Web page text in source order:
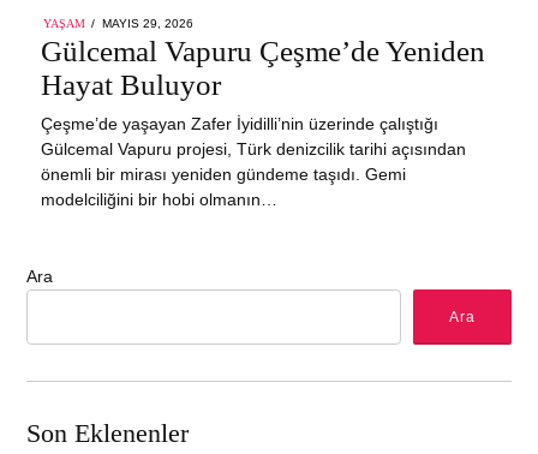
YAŞAM
POSTED
MAYIS 29, 2026
2026
Gülcemal Vapuru Çeşme’de Yeniden
Hayat Buluyor
Çeşme’de yaşayan Zafer İyidilli’nin üzerinde çalıştığı
Gülcemal Vapuru projesi, Türk denizcilik tarihi açısından
önemli bir mirası yeniden gündeme taşıdı. Gemi
modelciliğini bir hobi olmanın…
Ara
Ara
Son Eklenenler